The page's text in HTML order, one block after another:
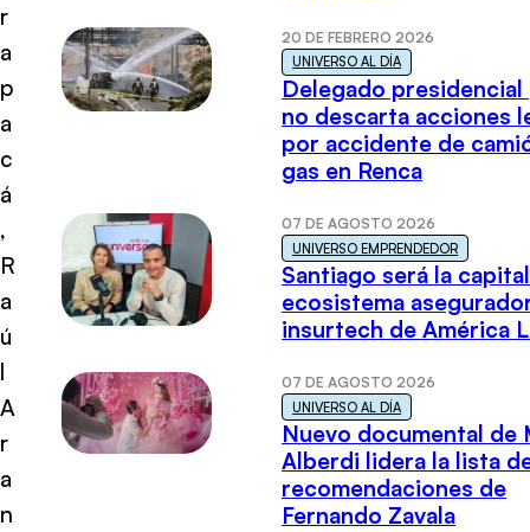
r
a
p
a
c
á
,
R
a
ú
l
A
r
a
n
20 DE FEBRERO 2026
UNIVERSO AL DÍA
Delegado presidencial
no descarta acciones
por accidente de
gas en Renca
07 DE AGOSTO 2026
UNIVERSO EMPRENDEDOR
Santiago será la
ecosistema
insurtech de América
07 DE AGOSTO 2026
UNIVERSO AL DÍA
Nuevo documental de
Alberdi lidera la lista
recomendaciones de
Fernando Zavala